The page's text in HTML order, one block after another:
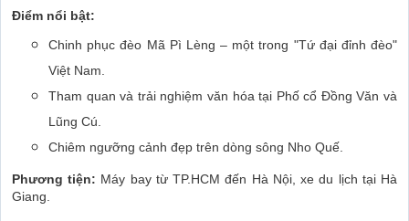
Điểm nổi bật:
Chinh phục đèo Mã Pì Lèng – một trong "Tứ đại đỉnh đèo"
Việt Nam.
Tham quan và trải nghiệm văn hóa tại Phố cổ Đồng Văn và
Lũng Cú.
Chiêm ngưỡng cảnh đẹp trên dòng sông Nho Quế.
Phương tiện: Máy bay từ TP.HCM đến Hà Nội, xe du lịch tại Hà
Giang.